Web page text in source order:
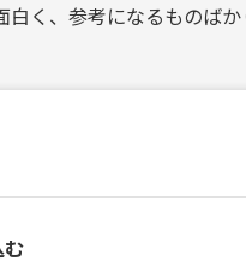
く、参考になるものばか